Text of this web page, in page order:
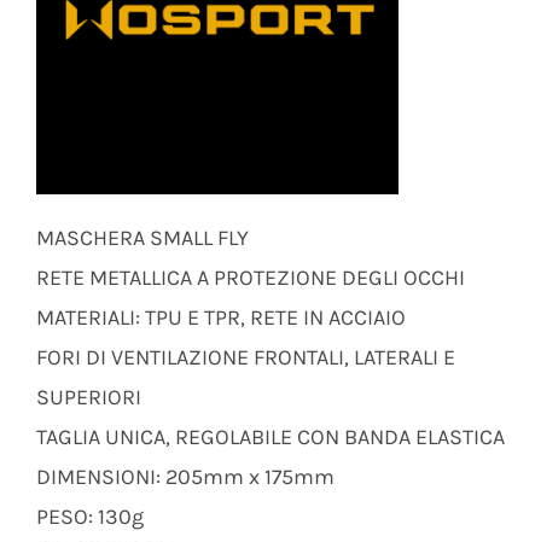
MASCHERA SMALL FLY
RETE METALLICA A PROTEZIONE DEGLI OCCHI
MATERIALI: TPU E TPR, RETE IN ACCIAIO
FORI DI VENTILAZIONE FRONTALI, LATERALI E
SUPERIORI
TAGLIA UNICA, REGOLABILE CON BANDA ELASTICA
DIMENSIONI: 205mm x 175mm
PESO: 130g